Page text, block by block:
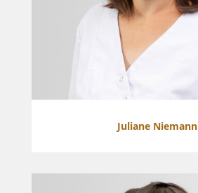
Juliane Niemann